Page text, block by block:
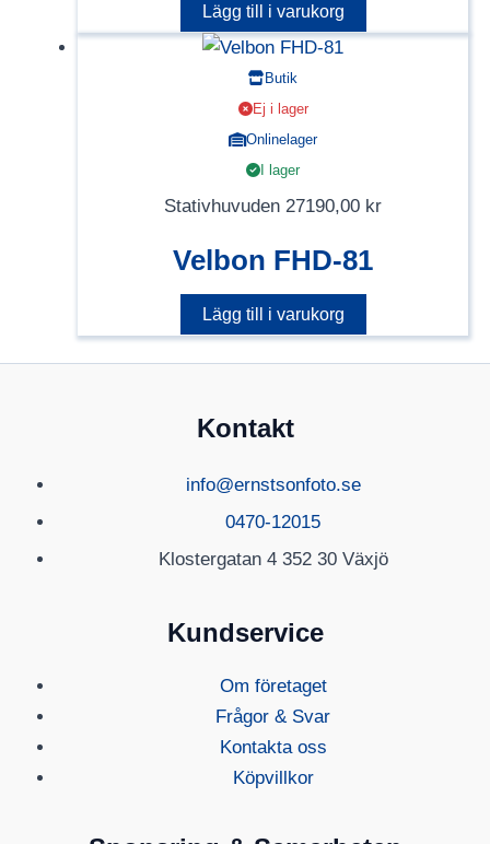
Lägg till i varukorg
Butik
Ej i lager
Onlinelager
I lager
Stativhuvuden 27190,00 kr
Velbon FHD-81
Lägg till i varukorg
Kontakt
info@ernstsonfoto.se
0470-12015
Klostergatan 4 352 30 Växjö
Kundservice
Om företaget
Frågor & Svar
Kontakta oss
Köpvillkor